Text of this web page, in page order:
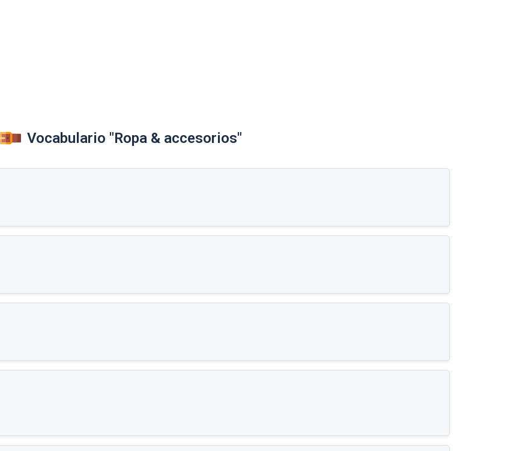
Vocabulario "Ropa & accesorios"